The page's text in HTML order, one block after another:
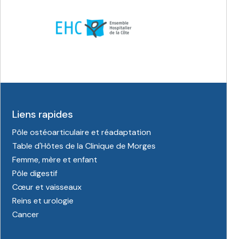
Liens rapides
Pôle ostéoarticulaire et réadaptation
Table d'Hôtes de la Clinique de Morges
Femme, mère et enfant
Pôle digestif
Cœur et vaisseaux
Reins et urologie
Cancer